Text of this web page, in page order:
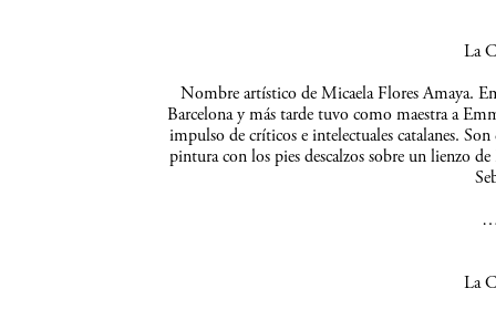
La
Nombre artístico de Micaela Flores Amaya.
Barcelona y más tarde tuvo como maestra a
impulso de críticos e intelectuales catalanes.
pintura con los pies descalzos sobre un lienzo
La